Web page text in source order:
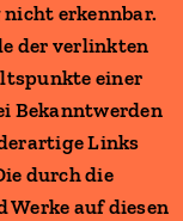
erkennbar.
der verlinkten
einer
Bekanntwerden
Links
durch die
auf diesen